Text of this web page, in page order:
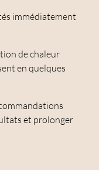
immédiatement
de chaleur
en quelques
et prolonger